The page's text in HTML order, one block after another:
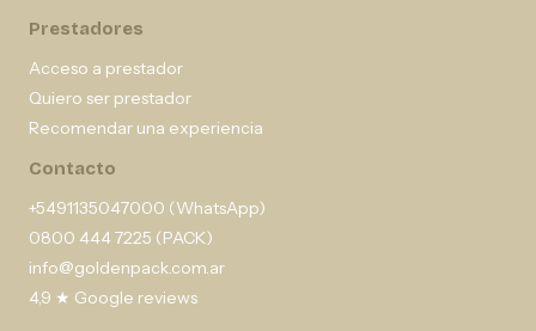
Prestadores
Acceso a prestador
Quiero ser prestador
Recomendar una experiencia
Contacto
+5491135047000 (WhatsApp)
0800 444 7225 (PACK)
info@goldenpack.com.ar
4,9 ★ Google reviews